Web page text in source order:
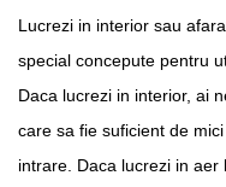
Lucrezi in interior sau
special concepute pentru
Daca lucrezi in interior, ai
care sa fie suficient de
intrare. Daca lucrezi in